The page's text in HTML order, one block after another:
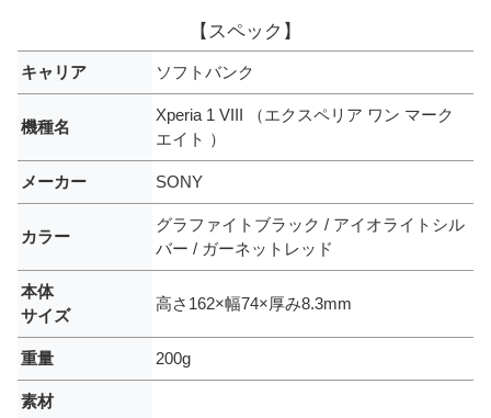
【スペック】
キャリア ソフトバンク
機種名
Xperia 1 VIII （エクスペリア ワン マーク
エイト ）
メーカー SONY
カラー
グラファイトブラック / アイオライトシル
バー / ガーネットレッド
本体
サイズ
高さ162×幅74×厚み8.3mm
重量 200g
素材